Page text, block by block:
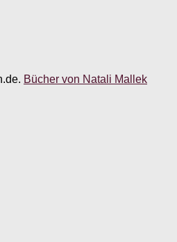
Bücher von Natali Mallek